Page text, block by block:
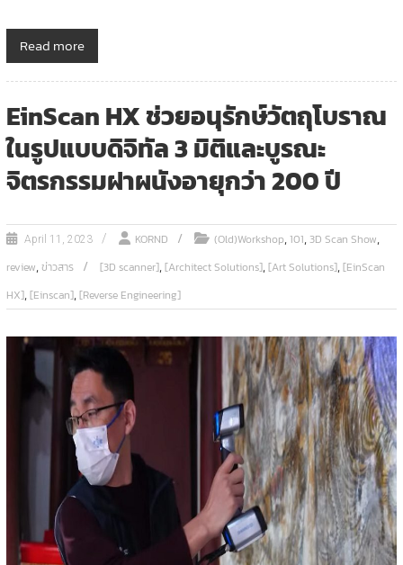
Read more
EinScan HX ช่วยอนุรักษ์วัตถุโบราณ
ในรูปแบบดิจิทัล 3 มิติและบูรณะ
จิตรกรรมฝาผนังอายุกว่า 200 ปี
April 11, 2023 KORND (Old)Workshop,101,3D Scan Show,
review,ข่าวสาร [3D scanner],[Architect Solutions],[Art Solutions],[EinScan
HX],[Einscan],[Reverse Engineering]